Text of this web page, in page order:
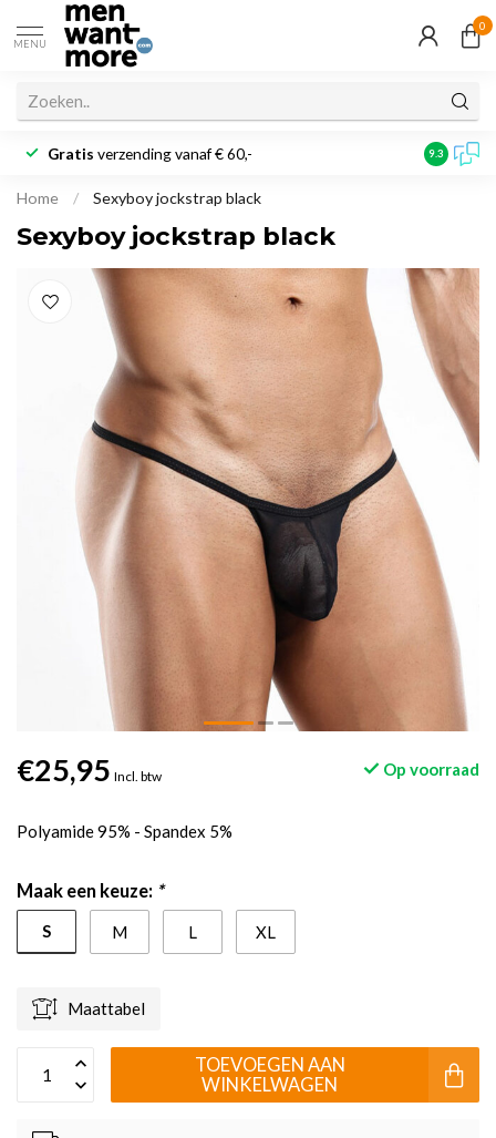
MENU
0
Gratis verzending vanaf € 60,- 9.3
Home / Sexyboy jockstrap black
Sexyboy jockstrap black
€25,95 Incl. btw Op voorraad
Polyamide 95% - Spandex 5%
Maak een keuze: *
S M L XL
Maattabel
TOEVOEGEN AAN
WINKELWAGEN